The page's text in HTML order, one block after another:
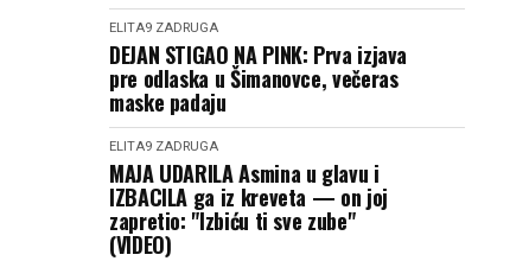
ELITA9 ZADRUGA
DEJAN STIGAO NA PINK: Prva izjava
pre odlaska u Šimanovce, večeras
maske padaju
ELITA9 ZADRUGA
MAJA UDARILA Asmina u glavu i
IZBACILA ga iz kreveta — on joj
zapretio: "Izbiću ti sve zube"
(VIDEO)